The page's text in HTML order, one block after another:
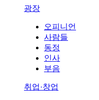
광장
오피니언
사람들
동정
인사
부음
취업·창업